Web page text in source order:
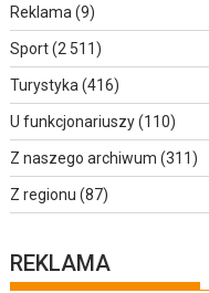
Reklama (9)
Sport(2 511)
Turystyka (416)
U funkcjonariuszy(110)
Z naszego archiwum (311)
Z regionu (87)
REKLAMA